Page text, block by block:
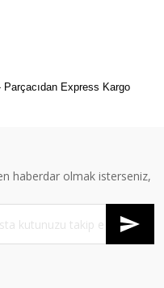
haberdar olmak isterseniz,